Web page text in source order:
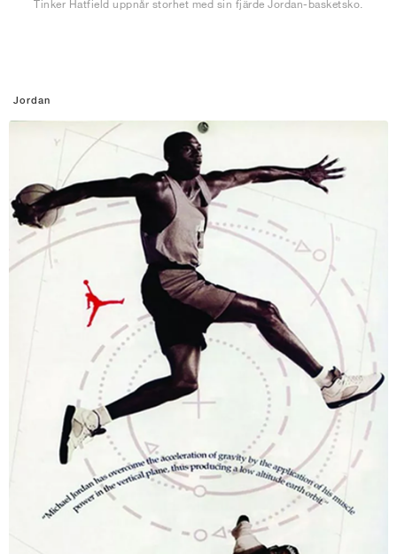
Tinker Hatfield uppnår storhet med sin fjärde Jordan-basketsko.
Jordan